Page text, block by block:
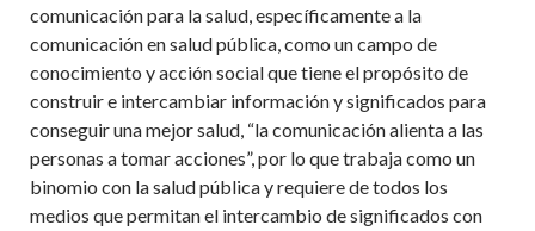
comunicación para la salud, específicamente a la
comunicación en salud pública, como un campo de
conocimiento y acción social que tiene el propósito de
construir e intercambiar información y significados para
conseguir una mejor salud, “la comunicación alienta a las
personas a tomar acciones”, por lo que trabaja como un
binomio con la salud pública y requiere de todos los
medios que permitan el intercambio de significados con